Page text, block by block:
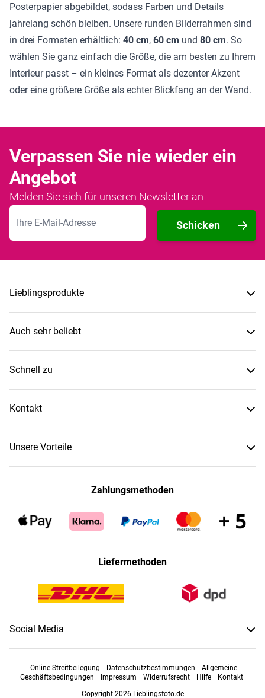
Posterpapier abgebildet, sodass Farben und Details
jahrelang schön bleiben. Unsere runden Bilderrahmen sind
in drei Formaten erhältlich: 40 cm, 60 cm und 80 cm. So
wählen Sie ganz einfach die Größe, die am besten zu Ihrem
Interieur passt – ein kleines Format als dezenter Akzent
oder eine größere Größe als echter Blickfang an der Wand.
Verpassen Sie nie wieder ein
Angebot
Melden Sie sich für unseren Newsletter an
E-Mailadresse
Schicken
Lieblingsprodukte
Auch sehr beliebt
Schnell zu
Kontakt
Unsere Vorteile
Zahlungsmethoden
Liefermethoden
Social Media
Online-Streitbeilegung Datenschutzbestimmungen
Allgemeine
Geschäftsbedingungen
Impressum Widerrufsrecht Hilfe
Kontakt
Copyright 2026 Lieblingsfoto.de